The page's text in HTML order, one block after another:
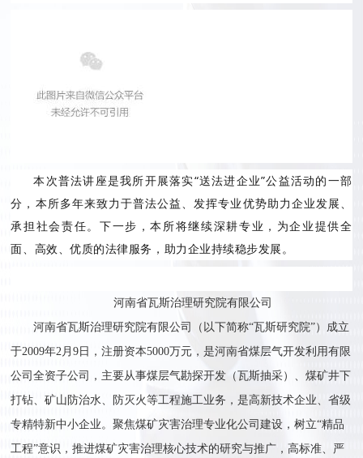
本次普法讲座是我所开展落实“送法进企业”公益活动的一部
分，本所多年来致力于普法公益、发挥专业优势助力企业发展、
承担社会责任。下一步，本所将继续深耕专业，为企业提供全
面、高效、优质的法律服务，助力企业持续稳步发展。
河南省瓦斯治理研究院有限公司
河南省瓦斯治理研究院有限公司（以下简称“瓦斯研究院”）成立
于2009年2月9日，注册资本5000万元，是河南省煤层气开发利用有限
公司全资子公司，主要从事煤层气勘探开发（瓦斯抽采）、煤矿井下
打钻、矿山防治水、防灭火等工程施工业务，是高新技术企业、省级
专精特新中小企业。聚焦煤矿灾害治理专业化公司建设，树立“精品
工程”意识，推进煤矿灾害治理核心技术的研究与推广，高标准、严